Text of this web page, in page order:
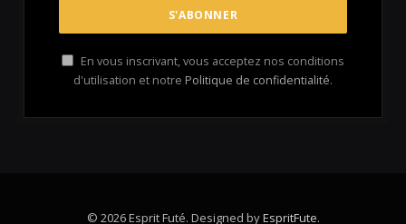
En vous inscrivant, vous acceptez nos conditions
d'utilisation et notre Politique de confidentialité.
© 2026 Esprit Futé. Designed byEspritFute.